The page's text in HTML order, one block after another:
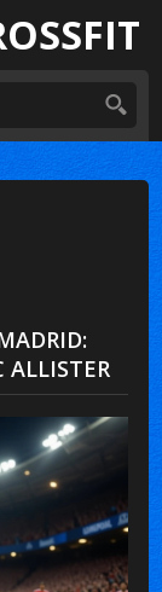
ALLISTER